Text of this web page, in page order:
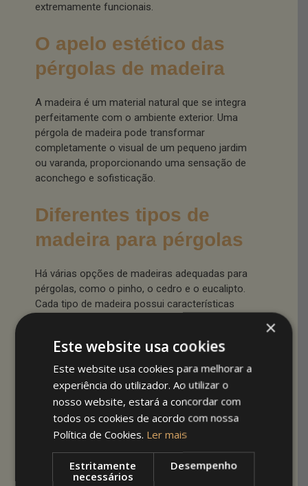
extremamente funcionais.
O apelo estético das
pérgolas de madeira
A madeira é um material natural que se integra
perfeitamente com o ambiente exterior. Uma
pérgola de madeira pode transformar
completamente o visual de um pequeno jardim
ou varanda, proporcionando uma sensação de
aconchego e sofisticação.
Diferentes tipos de
madeira para pérgolas
Há várias opções de madeiras adequadas para
pérgolas, como o pinho, o cedro e o eucalipto.
Cada tipo de madeira possui características
escolher aquela que melhor se adapta ao clima
da sua região e à estética desejada.
Proteção e sombra com
estilo
Embora as pérgolas sejam estruturas abertas, é
possível aumentar a sua capacidade de
×
Este website usa cookies
Este website usa cookies para melhorar a
experiência do utilizador. Ao utilizar o
nosso website, estará a concordar com
todos os cookies de acordo com nossa
Política de Cookies. Ler mais
Estritamente
necessários
Desempenho